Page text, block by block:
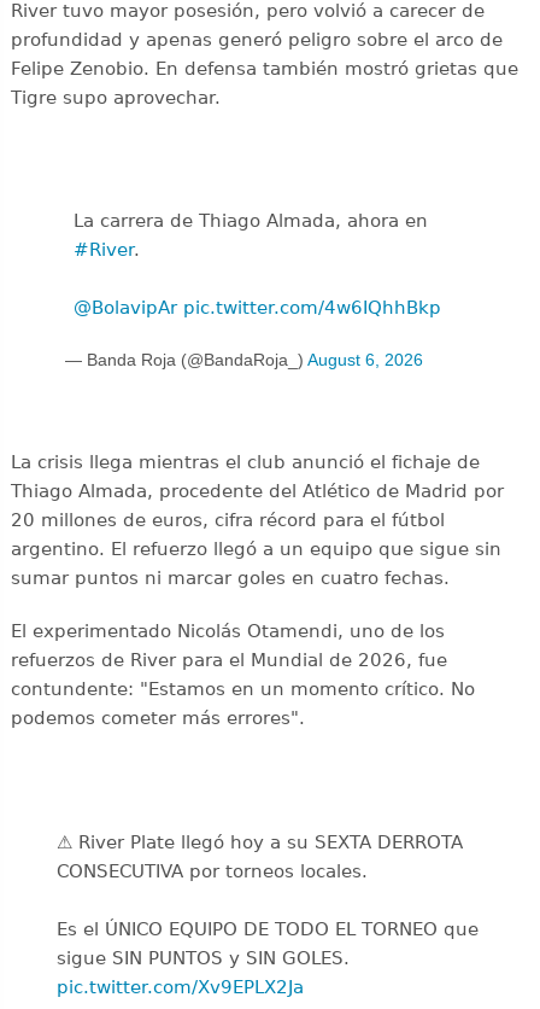
River tuvo mayor posesión, pero volvió a carecer de
profundidad y apenas generó peligro sobre el arco de
Felipe Zenobio. En defensa también mostró grietas que
Tigre supo aprovechar.
La carrera de Thiago Almada, ahora en
#River.
@BolavipAr pic.twitter.com/4w6IQhhBkp
— Banda Roja (@BandaRoja_) August 6, 2026
La crisis llega mientras el club anunció el fichaje de
Thiago Almada, procedente del Atlético de Madrid por
20 millones de euros, cifra récord para el fútbol
argentino. El refuerzo llegó a un equipo que sigue sin
sumar puntos ni marcar goles en cuatro fechas.
El experimentado Nicolás Otamendi, uno de los
refuerzos de River para el Mundial de 2026, fue
contundente: "Estamos en un momento crítico. No
podemos cometer más errores".
⚠️ River Plate llegó hoy a su SEXTA DERROTA
CONSECUTIVA por torneos locales.
Es el ÚNICO EQUIPO DE TODO EL TORNEO que
sigue SIN PUNTOS y SIN GOLES.
pic.twitter.com/Xv9EPLX2Ja